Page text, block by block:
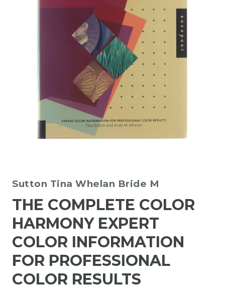
Sutton Tina Whelan Bride M
THE COMPLETE COLOR
HARMONY EXPERT
COLOR INFORMATION
FOR PROFESSIONAL
COLOR RESULTS